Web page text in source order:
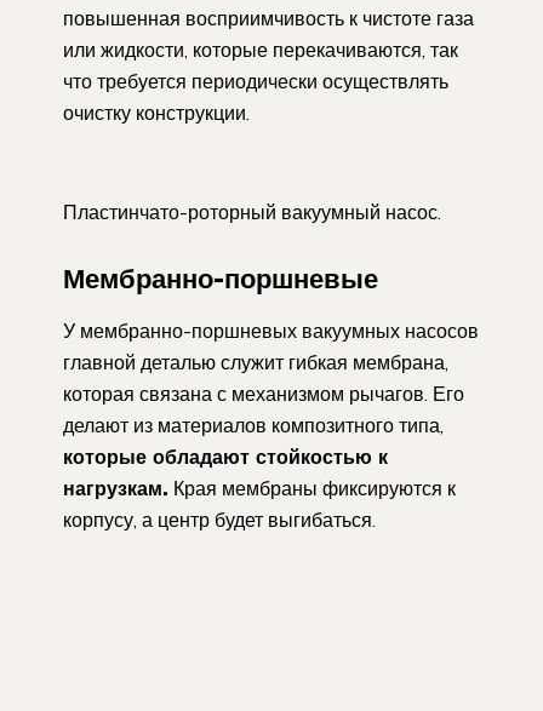
повышенная восприимчивость к чистоте газа
или жидкости, которые перекачиваются, так
что требуется периодически осуществлять
очистку конструкции.
Пластинчато-роторный вакуумный насос.
Мембранно-поршневые
У мембранно-поршневых вакуумных насосов
главной деталью служит гибкая мембрана,
которая связана с механизмом рычагов. Его
делают из материалов композитного типа,
которые обладают стойкостью к
нагрузкам. Края мембраны фиксируются к
корпусу, а центр будет выгибаться.